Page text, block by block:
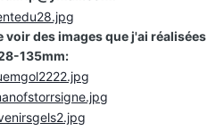
des images que j'ai réalisées
135mm: